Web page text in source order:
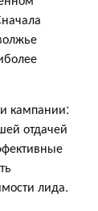
кампании:
отдачей
лида.